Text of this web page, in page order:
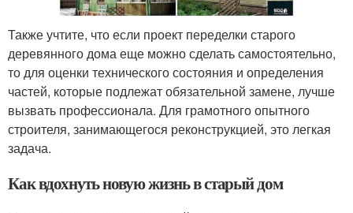
Также учтите, что если проект переделки старого
деревянного дома еще можно сделать самостоятельно,
то для оценки технического состояния и определения
частей, которые подлежат обязательной замене, лучше
вызвать профессионала. Для грамотного опытного
строителя, занимающегося реконструкцией, это легкая
задача.
Как вдохнуть новую жизнь в старый дом